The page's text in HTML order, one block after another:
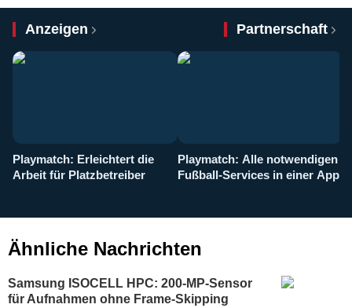
Anzeigen Partnerschaft
Playmatch: Erleichtert die
Arbeit für Platzbetreiber
Playmatch: Alle notwendigen
Fußball-Services in einer App
Ähnliche Nachrichten
Samsung ISOCELL HPC: 200-MP-Sensor
für Aufnahmen ohne Frame-Skipping